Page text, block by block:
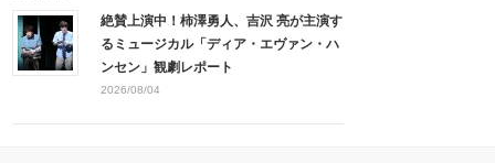
絶賛上演中！柿澤勇人、吉沢 亮が主演す
るミュージカル「ディア・エヴァン・ハ
ンセン」観劇レポート
2026/08/04